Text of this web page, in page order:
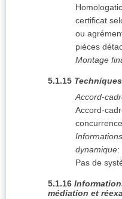
certificat
ou
pièces
Montage
5.1.15 Techniques
Accord-
Accord-
concurrence
dynamique:
Pas de
5.1.16
médiation et